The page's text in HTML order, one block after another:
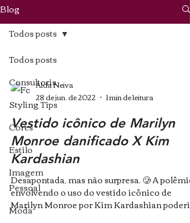
Blog
Todos posts
Consultoria
Styling Tips
Cores
Estilo
Imagem
Pessoal
Moda
Todos posts
Alda Neiva
28 de jun. de 2022
1 min de leitura
Vestido icônico de Marilyn
Monroe danificado X Kim
Kardashian
Desapontada, mas não surpresa. 🥲 A polêmica
envolvendo o uso do vestido icônico de
Marilyn Monroe por Kim Kardashian poderia
ter parado...